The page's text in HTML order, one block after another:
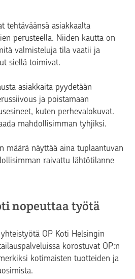
tehtäväänsä asiakkaalta
perusteella. Niiden kautta on
valmisteluja tila vaatii ja
siellä toimivat.
asiakkaita pyydetään
ja poistamaan
kuten perhevalokuvat.
mahdollisimman tyhjiksi.
määrä näyttää aina tuplaantuvan
raivattu lähtötilanne
nopeuttaa työtä
OP Koti Helsingin
korostuvat OP:n
kotimaisten tuotteiden ja